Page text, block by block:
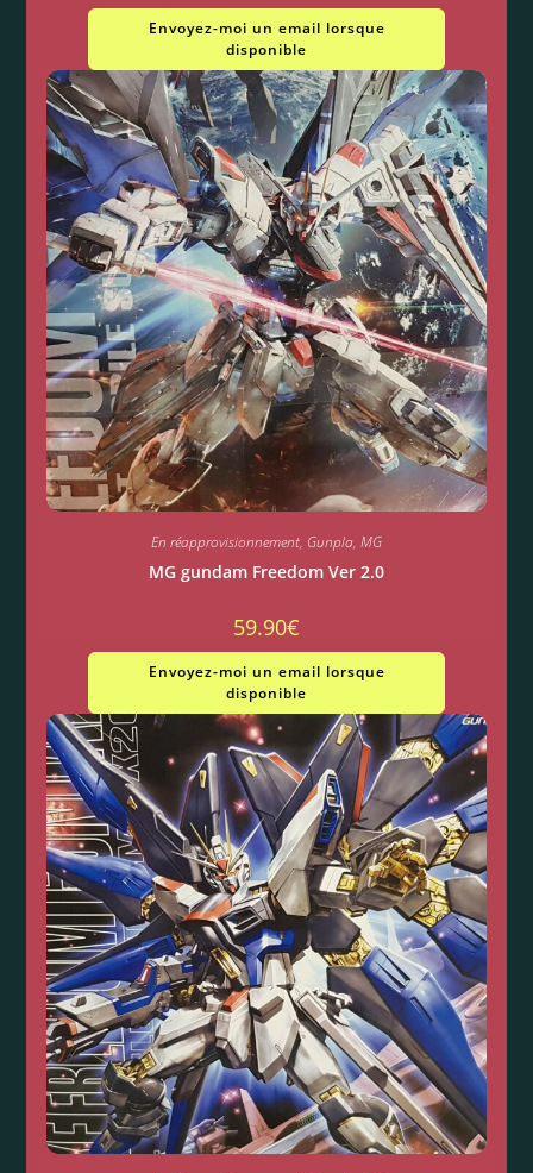
Envoyez-moi un email lorsque
disponible
En réapprovisionnement, Gunpla, MG
MG gundam Freedom Ver 2.0
59.90€
Envoyez-moi un email lorsque
disponible